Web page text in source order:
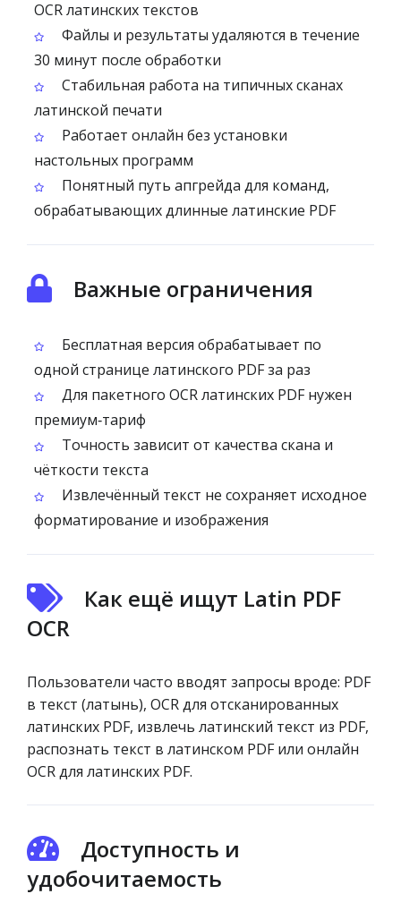
OCR латинских текстов
Файлы и результаты удаляются в течение
30 минут после обработки
Стабильная работа на типичных сканах
латинской печати
Работает онлайн без установки
настольных программ
Понятный путь апгрейда для команд,
обрабатывающих длинные латинские PDF
Важные ограничения
Бесплатная версия обрабатывает по
одной странице латинского PDF за раз
Для пакетного OCR латинских PDF нужен
премиум‑тариф
Точность зависит от качества скана и
чёткости текста
Извлечённый текст не сохраняет исходное
форматирование и изображения
Как ещё ищут Latin PDF
OCR
Пользователи часто вводят запросы вроде: PDF
в текст (латынь), OCR для отсканированных
латинских PDF, извлечь латинский текст из PDF,
распознать текст в латинском PDF или онлайн
OCR для латинских PDF.
Доступность и
удобочитаемость